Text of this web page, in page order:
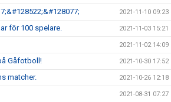
2021-11-10 09:23
för 100 spelare. 2021-11-03 15:21
2021-11-02 14:09
Gåfotboll! 2021-10-30 17:52
matcher. 2021-10-26 12:18
2021-08-31 07:27